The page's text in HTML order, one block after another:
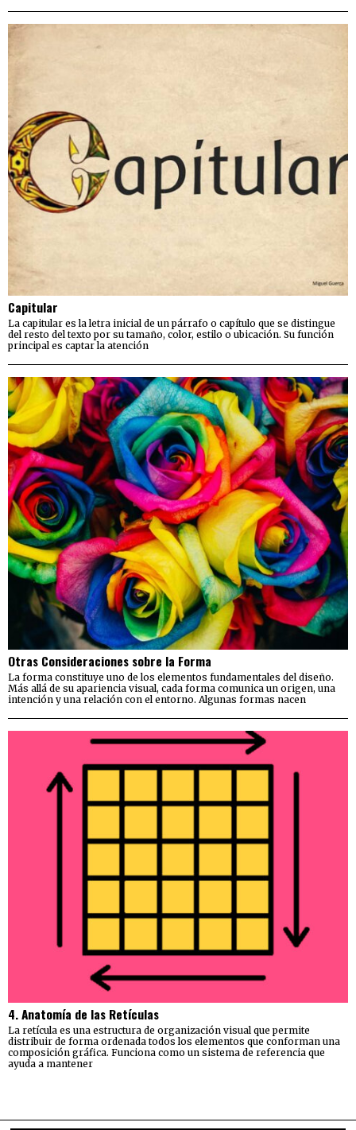
Capitular
La capitular es la letra inicial de un párrafo o capítulo que se distingue
del resto del texto por su tamaño, color, estilo o ubicación. Su función
principal es captar la atención
Otras Consideraciones sobre la Forma
La forma constituye uno de los elementos fundamentales del diseño.
Más allá de su apariencia visual, cada forma comunica un origen, una
intención y una relación con el entorno. Algunas formas nacen
4. Anatomía de las Retículas
La retícula es una estructura de organización visual que permite
distribuir de forma ordenada todos los elementos que conforman una
composición gráfica. Funciona como un sistema de referencia que
ayuda a mantener